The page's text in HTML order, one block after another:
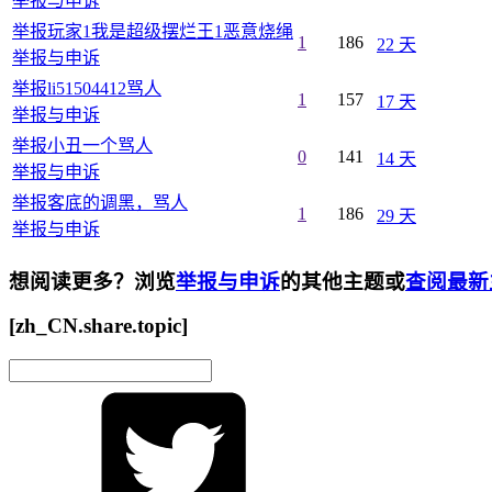
举报玩家1我是超级摆烂王1恶意烧绳
举报与申诉
1 186 22 天
举报li51504412骂人
举报与申诉
1 157 17 天
举报小丑一个骂人
举报与申诉
0 141 14 天
举报客底的调黑，骂人
举报与申诉
1 186 29 天
想阅读更多？浏览举报与申诉的其他主题或查阅最
[zh_CN.share.topic]